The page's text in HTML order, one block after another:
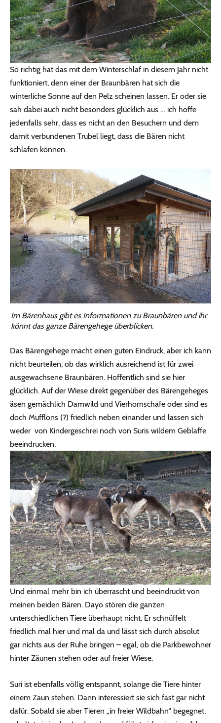
So richtig hat das mit dem Winterschlaf in diesem Jahr nicht
funktioniert, denn einer der Braunbären hat sich die
winterliche Sonne auf den Pelz scheinen lassen. Er oder sie
sah dabei auch nicht besonders glücklich aus … ich hoffe
jedenfalls sehr, dass es nicht an den Besuchern und dem
damit verbundenen Trubel liegt, dass die Bären nicht
schlafen können.
Im Bärenhaus gibt es Informationen zu Braunbären und ihr
könnt das ganze Bärengehege überblicken.
Das Bärengehege macht einen guten Eindruck, aber ich kann
nicht beurteilen, ob das wirklich ausreichend ist für zwei
ausgewachsene Braunbären. Hoffentlich sind sie hier
glücklich. Auf der Wiese direkt gegenüber des Bärengeheges
äsen gemächlich Damwild und Vierhornschafe oder sind es
doch Mufflons (?) friedlich neben einander und lassen sich
weder von Kindergeschrei noch von Suris wildem Geblaffe
beeindrucken.
Und einmal mehr bin ich überrascht und beeindruckt von
meinen beiden Bären. Dayo stören die ganzen
unterschiedlichen Tiere überhaupt nicht. Er schnüffelt
friedlich mal hier und mal da und lässt sich durch absolut
gar nichts aus der Ruhe bringen – egal, ob die Parkbewohner
hinter Zäunen stehen oder auf freier Wiese.
Suri ist ebenfalls völlig entspannt, solange die Tiere hinter
einem Zaun stehen. Dann interessiert sie sich fast gar nicht
dafür. Sobald sie aber Tieren „in freier Wildbahn“ begegnet,